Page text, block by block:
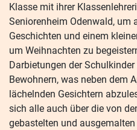
Klasse mit ihrer
Seniorenheim Odenwald, um
Geschichten und einem
um Weihnachten zu
Darbietungen der
Bewohnern, was neben dem
lächelnden Gesichtern
sich alle auch über die von
gebastelten und